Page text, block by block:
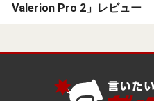
Valerion Pro 2」レビュー